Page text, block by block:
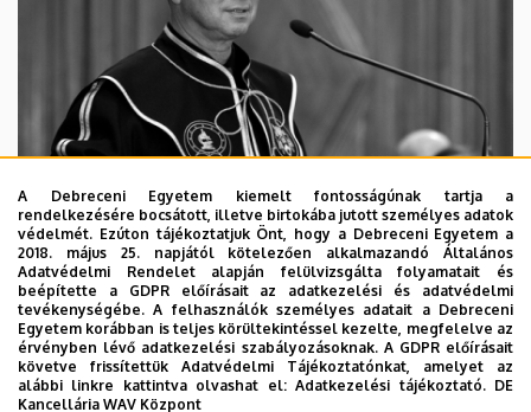
2026. augusztus 5.
Díszdoktorát gyászolja a Debreceni
Egyetem
INTÉZMÉNYI TTK TUDOMÁNY
A Debreceni Egyetem kiemelt fontosságúnak tartja a
rendelkezésére bocsátott, illetve birtokába jutott személyes adatok
védelmét. Ezúton tájékoztatjuk Önt, hogy a Debreceni Egyetem a
2018. május 25. napjától kötelezően alkalmazandó Általános
Adatvédelmi Rendelet alapján felülvizsgálta folyamatait és
beépítette a GDPR előírásait az adatkezelési és adatvédelmi
tevékenységébe. A felhasználók személyes adatait a Debreceni
Egyetem korábban is teljes körültekintéssel kezelte, megfelelve az
érvényben lévő adatkezelési szabályozásoknak. A GDPR előírásait
követve frissítettük Adatvédelmi Tájékoztatónkat, amelyet az
alábbi linkre kattintva olvashat el:Adatkezelési tájékoztató. DE
Kancellária WAV Központ